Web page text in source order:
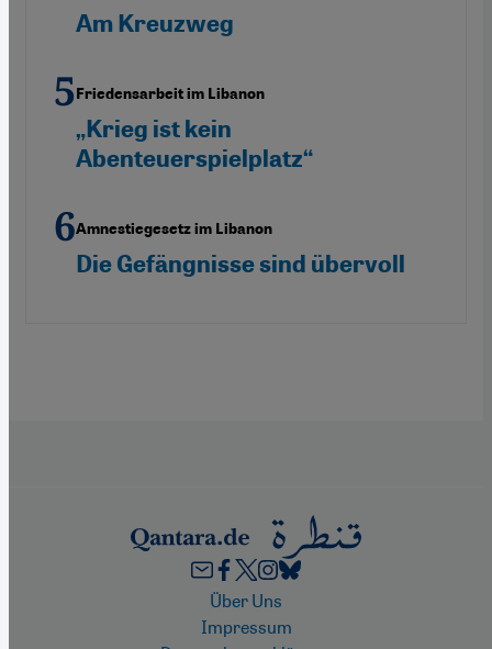
Am Kreuzweg
Friedensarbeit im Libanon
„Krieg ist kein
Abenteuerspielplatz“
Amnestiegesetz im Libanon
Die Gefängnisse sind übervoll
FooterÜber Uns
Impressum